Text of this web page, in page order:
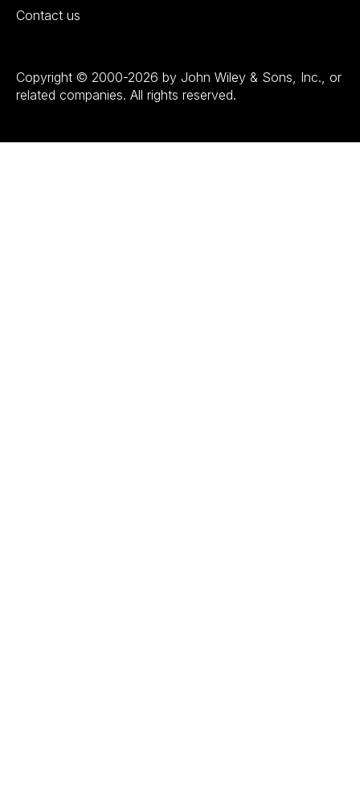
Contact us
Copyright © 2000-2026 by John Wiley & Sons, Inc., or
related companies. All rights reserved.